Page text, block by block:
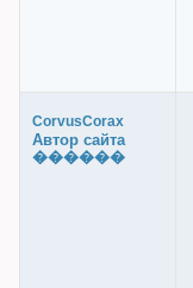
CorvusCorax
Автор сайта
������